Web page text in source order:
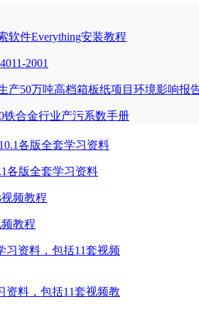
软件Everything安装教程
2001
产50万吨高档箱板纸项目环境影响报
铁合金行业产污系数手册
各版全套学习资料
教程
资料，包括11套视频教